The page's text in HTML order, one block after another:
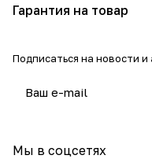
Гарантия на товар
Подписаться на новости и
Мы в соцсетях